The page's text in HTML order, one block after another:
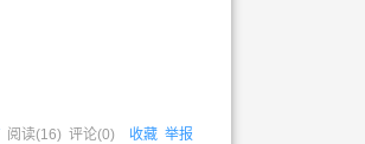
阅读(16) 评论(0) 收藏 举报